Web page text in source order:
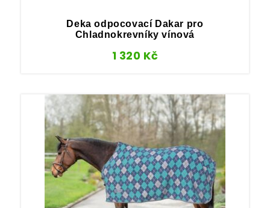
Deka odpocovací Dakar pro
Chladnokrevníky vínová
1 320 Kč